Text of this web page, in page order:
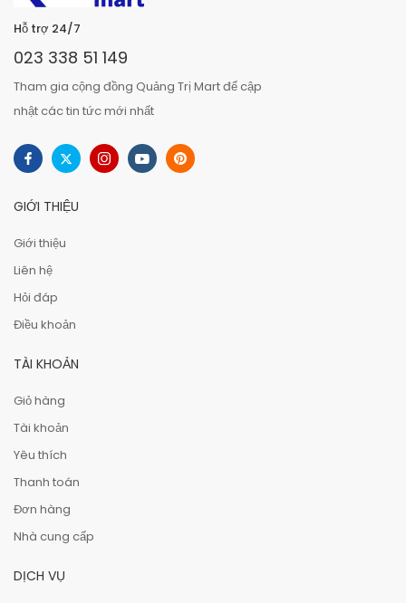
Hỗ trợ 24/7
023 338 51 149
Tham gia cộng đồng Quảng Trị Mart để cập
nhật các tin tức mới nhất
GIỚI THIỆU
Giới thiệu
Liên hệ
Hỏi đáp
Điều khoản
TÀI KHOẢN
Giỏ hàng
Tài khoản
Yêu thích
Thanh toán
Đơn hàng
Nhà cung cấp
DỊCH VỤ